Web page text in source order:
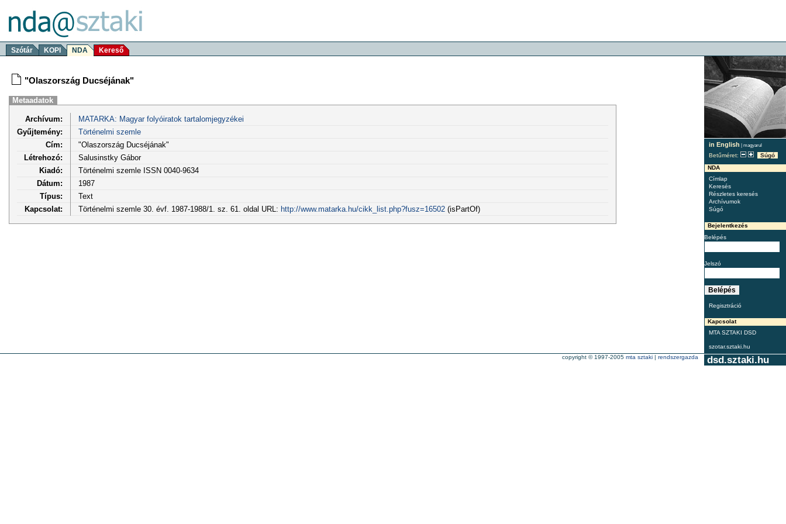
Szótár KOPI NDA Kereső
in English | magyarul
Betűméret:
Súgó
NDA
Címlap
Keresés
Részletes keresés
Archívumok
Súgó
Bejelentkezés
Belépés
Jelszó
Regisztráció
Kapcsolat
MTA SZTAKI DSD
szotar.sztaki.hu
"Olaszország Ducséjának"
Metaadatok
Archívum:
MATARKA: Magyar folyóiratok tartalomjegyzékei
Gyűjtemény:
Történelmi szemle
Cím:
"Olaszország Ducséjának"
Létrehozó:
Salusinstky Gábor
Kiadó:
Történelmi szemle ISSN 0040-9634
Dátum:
1987
Típus:
Text
Kapcsolat:
Történelmi szemle 30. évf. 1987-1988/1. sz. 61. oldal URL: http://www.matarka.hu/cikk_list.php?fusz=16502(isPartOf)
dsd.sztaki.hu
copyright © 1997-2005 mta sztaki | rendszergazda